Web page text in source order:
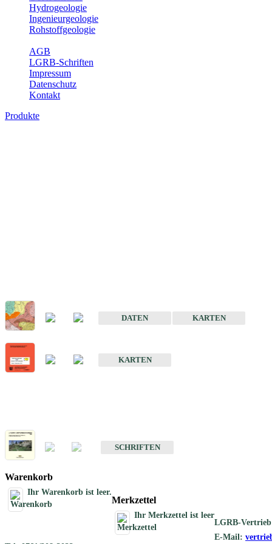
Hydrogeologie
Ingenieurgeologie
Rohstoffgeologie
AGB
LGRB-Schriften
Impressum
Datenschutz
Kontakt
Produkte
DATEN
KARTEN
KARTEN
SCHRIFTEN
Warenkorb
Ihr Warenkorb ist leer.
Merkzettel
Ihr Merkzettel ist leer
LGRB-Vertrieb
E-Mail: